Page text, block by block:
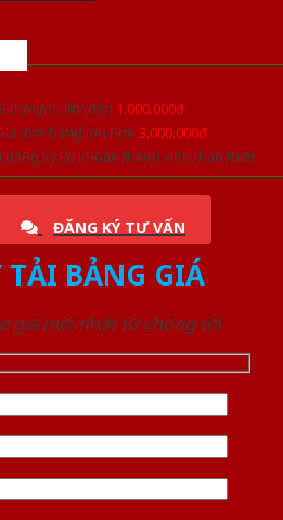
trang trí lên đến 1.000.000đ
đơn hàng lớn hơn 3.000.000đ
đăng ký tài khoản thành viên thân thiết
ĐĂNG KÝ TƯ VẤN
TẢI BẢNG GIÁ
giá mới nhất từ chúng tôi